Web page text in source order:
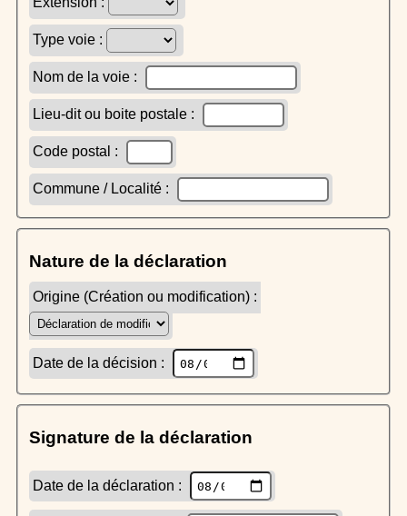
Type voie :
Nom de la voie :
Lieu-dit ou boite postale :
Code postal :
Commune / Localité :
Nature de la déclaration
Origine (Création ou modification) :
Date de la décision :
Signature de la déclaration
Date de la déclaration :